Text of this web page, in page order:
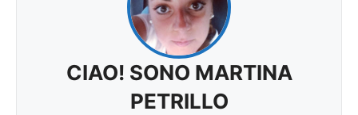
CIAO! SONO MARTINA
PETRILLO